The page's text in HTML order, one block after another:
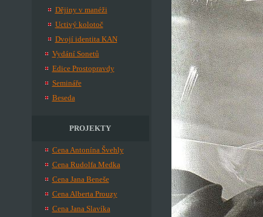
Dějiny v manéži
Uctivý kolotoč
Dvojí identita KAN
Vydání Sonetů
Edice Prostopravdy
Semináře
Beseda
PROJEKTY
Cena Antonína Švehly
Cena Rudolfa Medka
Cena Jana Beneše
Cena Alberta Prouzy
Cena Jana Slavíka